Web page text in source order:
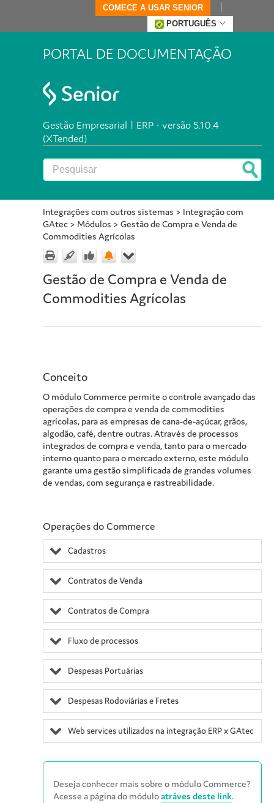
COMECE A USAR SENIOR
PORTUGUÊS
PORTAL DE DOCUMENTAÇÃO
Gestão Empresarial | ERP - versão 5.10.4
(XTended)
Integrações com outros sistemas > Integração com
GAtec > Módulos > Gestão de Compra e Venda de
Commodities Agrícolas
Gestão de Compra e Venda de
Commodities Agrícolas
Conceito
O módulo Commerce permite o controle avançado das
operações de compra e venda de commodities
agrícolas, para as empresas de cana-de-açúcar, grãos,
algodão, café, dentre outras. Através de processos
integrados de compra e venda, tanto para o mercado
interno quanto para o mercado externo, este módulo
garante uma gestão simplificada de grandes volumes
de vendas, com segurança e rastreabilidade.
Operações do Commerce
Cadastros
Contratos de Venda
Contratos de Compra
Fluxo de processos
Despesas Portuárias
Despesas Rodoviárias e Fretes
Web services utilizados na integração ERP x GAtec
Deseja conhecer mais sobre o módulo Commerce?
Acesse a página do móduloatráves deste link.